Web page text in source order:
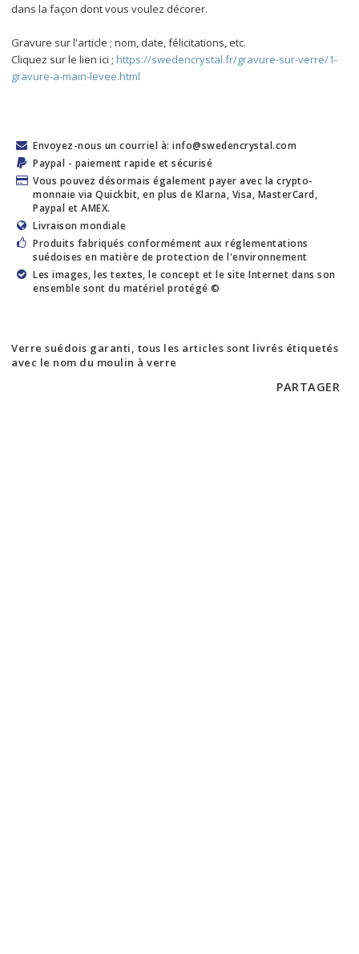
dans la façon dont vous voulez décorer.
Gravure sur l'article ; nom, date, félicitations, etc.
Cliquez sur le lien ici ; https://swedencrystal.fr/gravure-sur-verre/1-
gravure-a-main-levee.html
Envoyez-nous un courriel à: info@swedencrystal.com
Paypal - paiement rapide et sécurisé
Vous pouvez désormais également payer avec la crypto-
monnaie via Quickbit, en plus de Klarna, Visa, MasterCard,
Paypal et AMEX.
Livraison mondiale
Produits fabriqués conformément aux réglementations
suédoises en matière de protection de l'environnement
Les images, les textes, le concept et le site Internet dans son
ensemble sont du matériel protégé ©
Verre suédois garanti, tous les articles sont livrés étiquetés
avec le nom du moulin à verre
PARTAGER